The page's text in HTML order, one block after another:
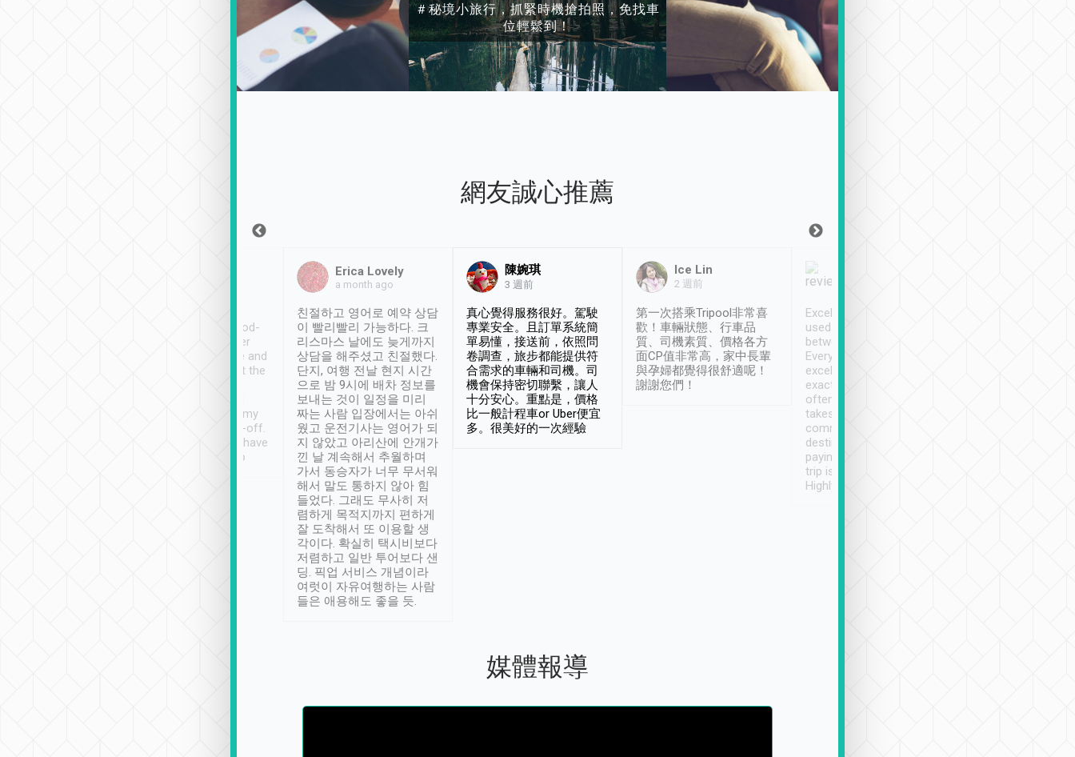
＃秘境小旅行，抓緊時機搶拍照，免找車
位輕鬆到！
網友誠心推薦
service, vehicles in good-
condition and the driver
service was awesome and
thoughtful. Driver went the
have safely arrived at my
destination after drop-off.
Definitely something I have
not seen elsewhere 👍
Erica Lovely
a month ago
친절하고 영어로 예약 상담
이 빨리빨리 가능하다. 크
리스마스 날에도 늦게까지
상담을 해주셨고 친절했다.
단지, 여행 전날 현지 시간
으로 밤 9시에 배차 정보를
보내는 것이 일정을 미리
짜는 사람 입장에서는 아쉬
웠고 운전기사는 영어가 되
지 않았고 아리산에 안개가
낀 날 계속해서 추월하며
가서 동승자가 너무 무서워
해서 말도 통하지 않아 힘
들었다. 그래도 무사히 저
렴하게 목적지까지 편하게
잘 도착해서 또 이용할 생
각이다. 확실히 택시비보다
저렴하고 일반 투어보다 샌
딩. 픽업 서비스 개념이라
여럿이 자유여행하는 사람
들은 애용해도 좋을 듯.
陳婉琪
3 週前
真心覺得服務很好。駕駛
專業安全。且訂單系統簡
單易懂，接送前，依照問
卷調查，旅步都能提供符
合需求的車輛和司機。司
機會保持密切聯繫，讓人
十分安心。重點是，價格
比一般計程車or Uber便宜
多。很美好的一次經驗
Ice Lin
2 週前
第一次搭乘Tripool非常喜
歡！車輛狀態、行車品
質、司機素質、價格各方
面CP值非常高，家中長輩
與孕婦都覺得很舒適呢！
謝謝您們！
Excellent service. We have
used Tripool to travel
between cities in Taiwan.
Every driver has been
excellent and arrives
exactly on time. As there is
often limited English it
takes the difficulty out of
communicating the
destination details and
paying online prior to the
trip is very convenient.
Highly recommended
媒體報導